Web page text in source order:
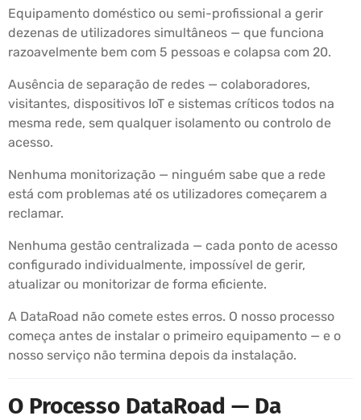
Equipamento doméstico ou semi-profissional a gerir
dezenas de utilizadores simultâneos — que funciona
razoavelmente bem com 5 pessoas e colapsa com 20.
Ausência de separação de redes — colaboradores,
visitantes, dispositivos IoT e sistemas críticos todos na
mesma rede, sem qualquer isolamento ou controlo de
acesso.
Nenhuma monitorização — ninguém sabe que a rede
está com problemas até os utilizadores começarem a
reclamar.
Nenhuma gestão centralizada — cada ponto de acesso
configurado individualmente, impossível de gerir,
atualizar ou monitorizar de forma eficiente.
A DataRoad não comete estes erros. O nosso processo
começa antes de instalar o primeiro equipamento — e o
nosso serviço não termina depois da instalação.
O Processo DataRoad — Da